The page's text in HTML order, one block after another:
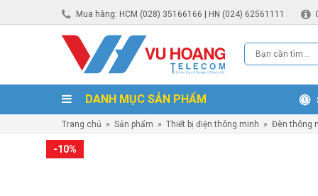
Mua hàng: HCM (028) 35166166 | HN (024) 62561111
DANH MỤC SẢN PHẨM
Trang chủ » Sản phẩm » Thiết bị điện thông minh » Đèn thông
-10%